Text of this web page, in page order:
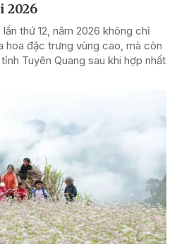
2026
thứ 12, năm 2026 không chỉ
hoa đặc trưng vùng cao, mà còn
Tuyên Quang sau khi hợp nhất